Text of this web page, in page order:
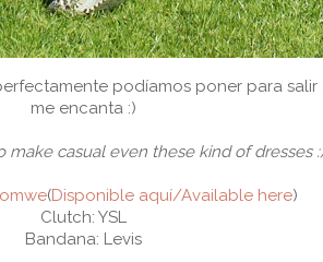
podíamos poner para salir
me encanta :)
make casual even these kind of dresses
(Disponible aquí/Available here)
Clutch: YSL
Bandana: Levis